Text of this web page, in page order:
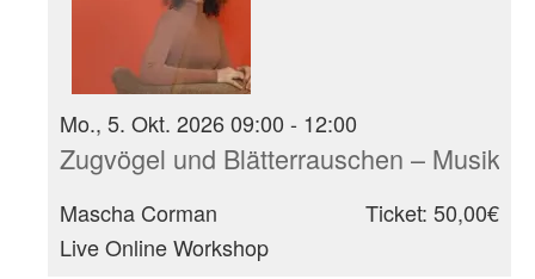
Mo., 5. Okt. 2026 09:00 - 12:00
Zugvögel und Blätterrauschen –
Mascha Corman
Live Online Workshop
Ticket: 50,00€